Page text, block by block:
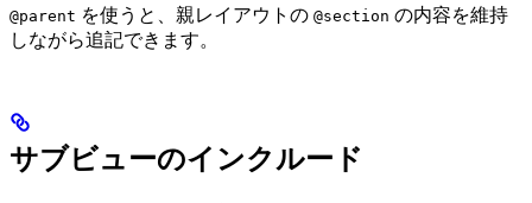
@parent を使うと、親レイアウトの @section の内容を維持
しながら追記できます。
サブビューのインクルード